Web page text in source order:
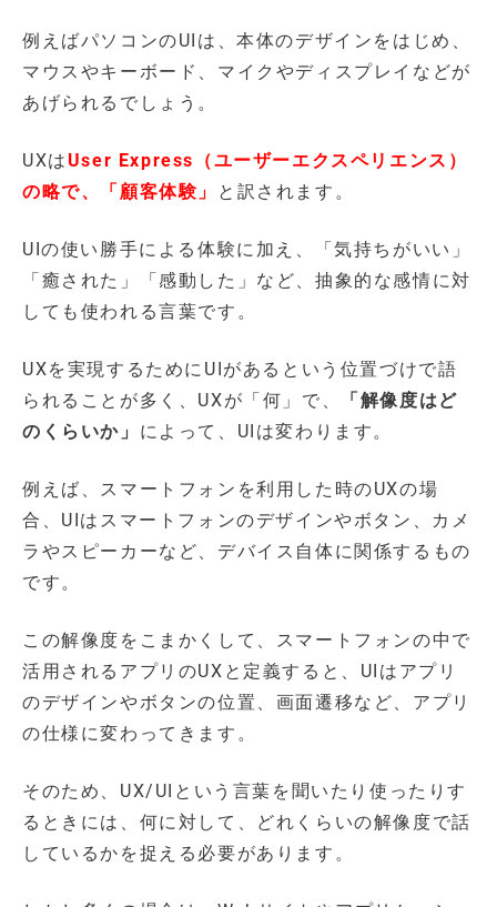
例えばパソコンのUIは、本体のデザインをはじめ、
マウスやキーボード、マイクやディスプレイなどが
あげられるでしょう。
UXは User Express（ユーザーエクスペリエンス）
の略で、「顧客体験」
と訳されます。
UIの使い勝手による体験に加え、「気持ちがいい」
「癒された」「感動した」など、抽象的な感情に対
しても使われる言葉です。
UXを実現するためにUIがあるという位置づけで語
られることが多く、UXが「何」で、
「解像度はど
のくらいか」 によって、UIは変わります。
例えば、スマートフォンを利用した時のUXの場
合、UIはスマートフォンのデザインやボタン、カメ
ラやスピーカーなど、デバイス自体に関係するもの
です。
この解像度をこまかくして、スマートフォンの中で
活用されるアプリのUXと定義すると、UIはアプリ
のデザインやボタンの位置、画面遷移など、アプリ
の仕様に変わってきます。
そのため、UX/UIという言葉を聞いたり使ったりす
るときには、何に対して、どれくらいの解像度で話
しているかを捉える必要があります。